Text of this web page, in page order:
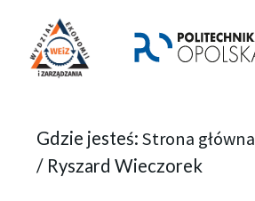
Gdzie jesteś: Strona główna
/ Ryszard Wieczorek